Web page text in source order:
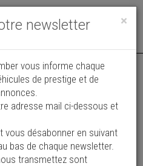
Toggle
2026 ( il y a 2 jours )
S Cabriolet
000 km
×
newsletter
vous informe chaque
de prestige et de
adresse mail ci-dessous et
désabonner en suivant
bas de chaque newsletter.
transmettez sont